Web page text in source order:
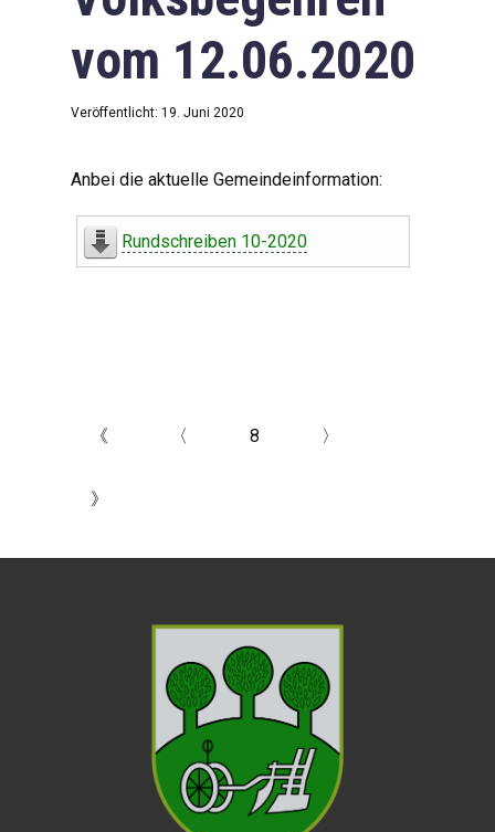
vom 12.06.2020
Veröffentlicht: 19. Juni 2020
Anbei die aktuelle Gemeindeinformation:
Rundschreiben 10-2020
《 〈 8 〉
》